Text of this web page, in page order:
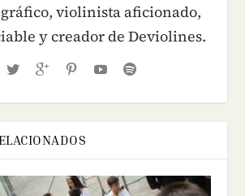
violinista aficionado,
y creador de Deviolines.